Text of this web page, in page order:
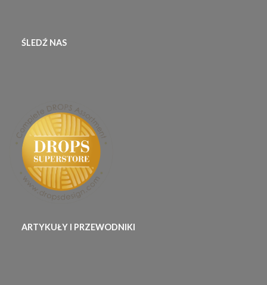
ŚLEDŹ NAS
ARTYKUŁY I PRZEWODNIKI